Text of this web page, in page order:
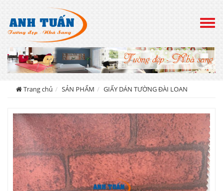
Trang chủ SẢN PHẨM GIẤY DÁN TƯỜNG ĐÀI LOAN